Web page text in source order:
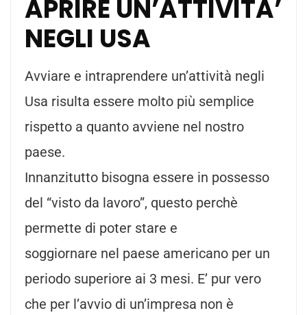
APRIRE UN’ATTIVITA’
NEGLI USA
Avviare e intraprendere un’attività negli
Usa risulta essere molto più semplice
rispetto a quanto avviene nel nostro
Innanzitutto bisogna essere in possesso
del “visto da lavoro”, questo perchè
permette di poter stare e
soggiornare nel paese americano per un
periodo superiore ai 3 mesi. E’ pur vero
che per l’avvio di un’impresa non è